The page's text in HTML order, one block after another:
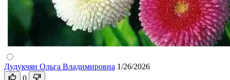
Дудукчян Ольга Владимировна 1/26/2026
0